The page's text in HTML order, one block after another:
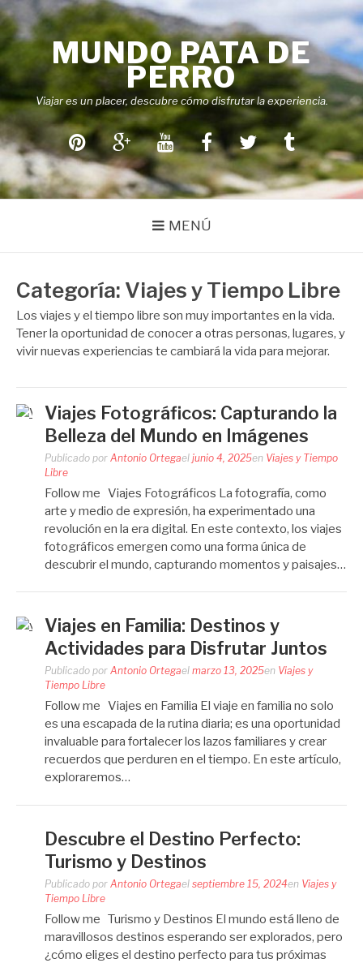
Saltar
al
contenidoMUNDO PATA DE
PERRO
Viajar es un placer, descubre cómo disfrutar la experiencia.
PinterestGoogle+YoutubeFacebookTwitterTumblr
MENÚ
Categoría: Viajes y Tiempo Libre
Los viajes y el tiempo libre son muy importantes en la vida.
Tener la oportunidad de conocer a otras personas, lugares, y
vivir nuevas experiencias te cambiará la vida para mejorar.
Viajes Fotográficos: Capturando la
Belleza del Mundo en Imágenes
Publicado por Antonio Ortegael junio 4, 2025en Viajes y Tiempo
Libre
Follow me Viajes Fotográficos La fotografía, como
arte y medio de expresión, ha experimentado una
revolución en la era digital. En este contexto, los viajes
fotográficos emergen como una forma única de
descubrir el mundo, capturando momentos y paisajes…
Viajes en Familia: Destinos y
Actividades para Disfrutar Juntos
Publicado por Antonio Ortegael marzo 13, 2025en Viajes y
Tiempo Libre
Follow me Viajes en Familia El viaje en familia no solo
es una escapada de la rutina diaria; es una oportunidad
invaluable para fortalecer los lazos familiares y crear
recuerdos que perduren en el tiempo. En este artículo,
exploraremos…
Descubre el Destino Perfecto:
Turismo y Destinos
Publicado por Antonio Ortegael septiembre 15, 2024en Viajes y
Tiempo Libre
Follow me Turismo y Destinos El mundo está lleno de
maravillosos destinos esperando ser explorados, pero
¿cómo eliges el destino perfecto para tus próximas